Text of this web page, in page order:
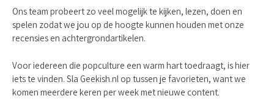
Ons team probeert zo veel mogelijk te kijken, lezen, doen en
spelen zodat we jou op de hoogte kunnen houden met onze
recensies en achtergrondartikelen.
Voor iedereen die popculture een warm hart toedraagt, is hier
iets te vinden. Sla Geekish.nl op tussen je favorieten, want we
komen meerdere keren per week met nieuwe content.